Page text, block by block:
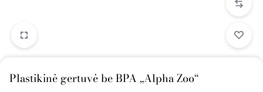
Plastikinė gertuvė be BPA „Alpha Zoo“